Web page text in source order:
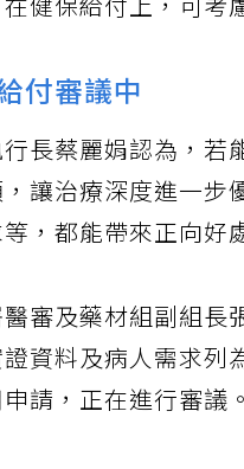
健保給付上，可考
付審議中
長蔡麗娟認為，若
讓治療深度進一步
，都能帶來正向好
審及藥材組副組
資料及病人需求列
請，正在進行審議。